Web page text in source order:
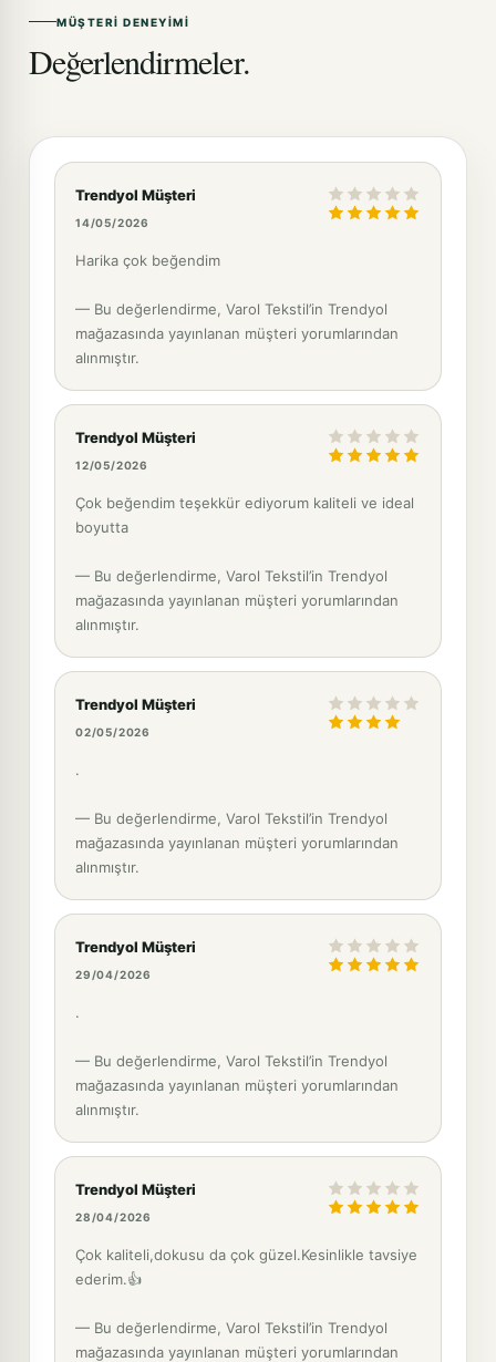
MÜŞTERI DENEYIMI
Değerlendirmeler.
Trendyol Müşteri
14/05/2026
Harika çok beğendim
— Bu değerlendirme, Varol Tekstil’in Trendyol
mağazasında yayınlanan müşteri yorumlarından
alınmıştır.
Trendyol Müşteri
12/05/2026
Çok beğendim teşekkür ediyorum kaliteli ve ideal
boyutta
— Bu değerlendirme, Varol Tekstil’in Trendyol
mağazasında yayınlanan müşteri yorumlarından
alınmıştır.
Trendyol Müşteri
02/05/2026
.
— Bu değerlendirme, Varol Tekstil’in Trendyol
mağazasında yayınlanan müşteri yorumlarından
alınmıştır.
Trendyol Müşteri
29/04/2026
.
— Bu değerlendirme, Varol Tekstil’in Trendyol
mağazasında yayınlanan müşteri yorumlarından
alınmıştır.
Trendyol Müşteri
28/04/2026
Çok kaliteli,dokusu da çok güzel.Kesinlikle tavsiye
ederim.👍
— Bu değerlendirme, Varol Tekstil’in Trendyol
mağazasında yayınlanan müşteri yorumlarından